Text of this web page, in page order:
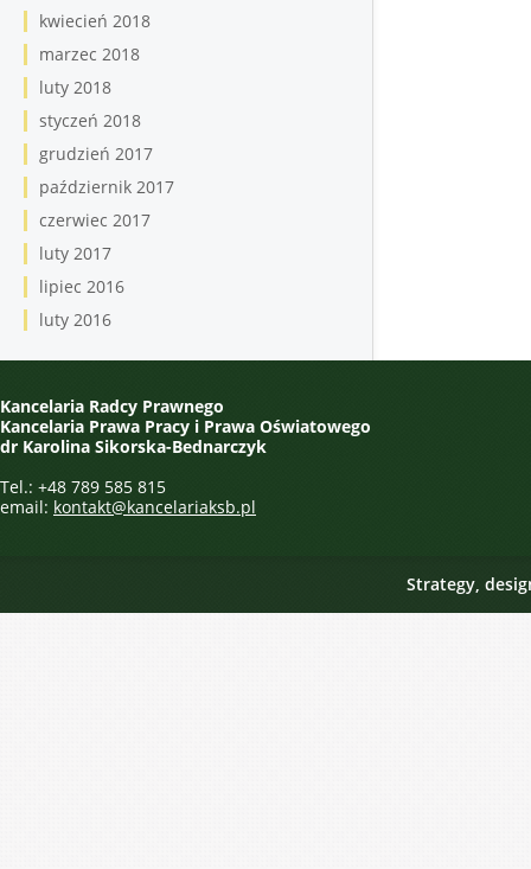
kwiecień 2018
marzec 2018
luty 2018
styczeń 2018
grudzień 2017
październik 2017
czerwiec 2017
luty 2017
lipiec 2016
luty 2016
Kancelaria Radcy Prawnego
Kancelaria Prawa Pracy i Prawa Oświatowego
dr Karolina Sikorska-Bednarczyk
Tel.: +48 789 585 815
email: kontakt@kancelariaksb.pl
Strategy,